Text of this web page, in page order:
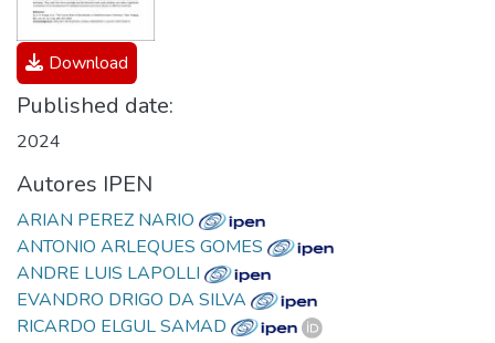
Download
Published date:
2024
Autores IPEN
ARIAN PEREZ NARIO
ANTONIO ARLEQUES GOMES
ANDRE LUIS LAPOLLI
EVANDRO DRIGO DA SILVA
RICARDO ELGUL SAMAD